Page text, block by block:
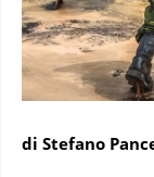
di Stefano